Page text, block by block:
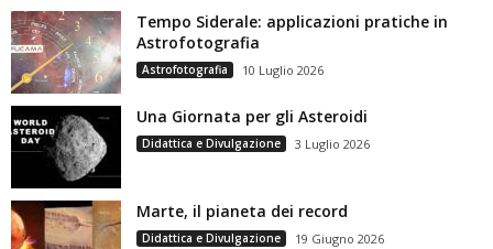
Tempo Siderale: applicazioni pratiche in
Astrofotografia
Astrofotografia 10 Luglio 2026
Una Giornata per gli Asteroidi
Didattica e Divulgazione 3 Luglio 2026
Marte, il pianeta dei record
Didattica e Divulgazione 19 Giugno 2026